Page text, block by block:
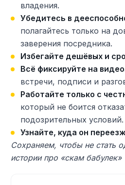
владения.
Убедитесь в
полагайтесь только на
заверения посредника.
Избегайте дешёвых и
Всё фиксируйте на
встречи, подписи и
Работайте только с
который не боится
подозрительных условий.
Узнайте, куда он
Сохраняем, чтобы не стать
истории про «скам бабулек»